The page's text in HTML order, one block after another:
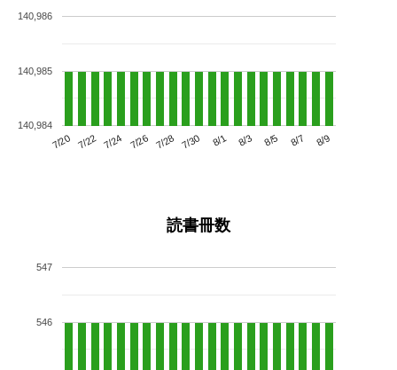
7/20 7/22 7/24 7/26 7/28 7/30 8/1 8/3 8/5 8/7 8/9
140,984
140,985
140,986
読書冊数
546
547